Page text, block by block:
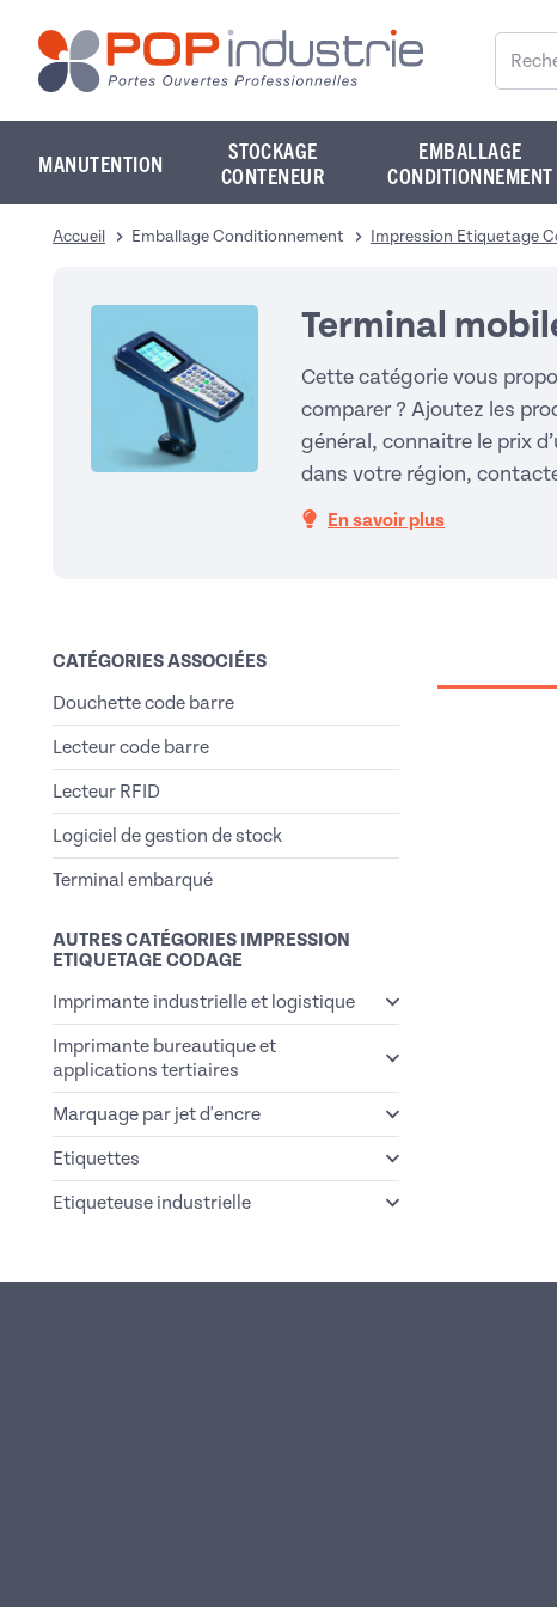
MANUTENTION
STOCKAGE
CONTENEUR
EMBALLAGE
CONDITIONNEMENT
Accueil Emballage Conditionnement Impression Etiquetage
Terminal
Cette catégorie vous
comparer ? Ajoutez les
général, connaitre le prix
dans votre région,
En savoir plus
CATÉGORIES ASSOCIÉES
Douchette code barre
Lecteur code barre
Lecteur RFID
Logiciel de gestion de stock
Terminal embarqué
AUTRES CATÉGORIES IMPRESSION
ETIQUETAGE CODAGE
Imprimante industrielle et logistique
Imprimante bureautique et
applications tertiaires
Marquage par jet d'encre
Etiquettes
Etiqueteuse industrielle